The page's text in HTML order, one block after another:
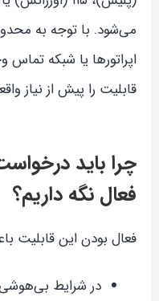
می‌شود. با توجه به
اپراتورها یا شبکه
قابلیت را پیش از نیاز
چرا باید
فعال نگه داریم؟
فعال بودن این قابلیت
در شرایط